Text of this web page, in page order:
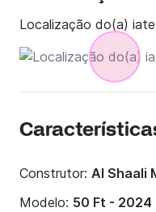
Localização do(a)
Construtor: Al Shaali
Modelo: 50 Ft - 2024